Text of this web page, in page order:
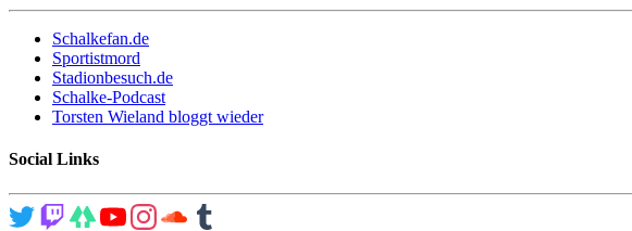
Schalkefan.de
Sportistmord
Stadionbesuch.de
Schalke-Podcast
Torsten Wieland bloggt wieder
Social Links